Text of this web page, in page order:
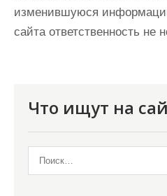
изменившуюся
сайта ответственность не
Что ищут на